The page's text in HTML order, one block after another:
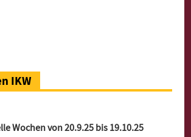
IKW
Wochen von 20.9.25 bis 19.10.25